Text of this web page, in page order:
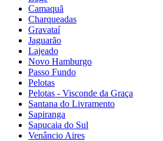
Camaquã
Charqueadas
Gravataí
Jaguarão
Lajeado
Novo Hamburgo
Passo Fundo
Pelotas
Pelotas - Visconde da Graça
Santana do Livramento
Sapiranga
Sapucaia do Sul
Venâncio Aires